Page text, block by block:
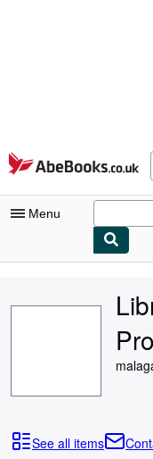
Skip to main content
AbeBooks.co.uk
Menu
My Purchases
Browse Collections
Rare Books
See all items